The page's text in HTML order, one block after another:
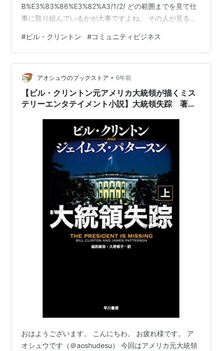
B%E3%83%86%E3%82%A3/1/2/ どの範囲までを見て仕
事に取り組んでいるかが大事ですよね。 その人が見る範
す。 とある人から教わったことですが、会社から一歩外
に出たら、自分1人ではなく所属している会社やチームと
して見られるという話を聞いたことがあります。 例え、
自分が商談でミスをしたとしても、自分が悪く思われる
だけでなく、自分の所属している会社やチ…
#ビル・クリントン #コミュニティビジネス
アオシュウのブックストア • 6年前
【ビル・クリントン元アメリカ大統領が描くミス
テリーエンタテイメント小説】大統領失踪 著
おはようございます。 こんにちわ。 お疲れ様です。 ア
オシュウです（＠aoshudesu） 今回はアメリカ元大統領